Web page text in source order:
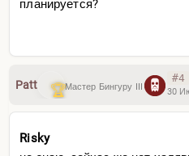
планируется?
Patt Мастер Бингуру III
#4
30
Risky